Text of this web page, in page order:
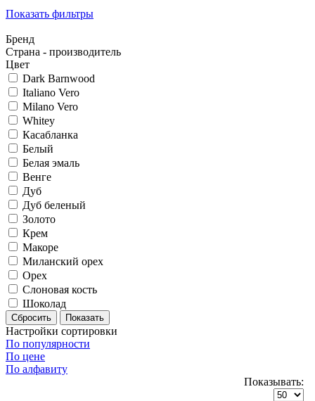
Показать фильтры
Бренд
Страна - производитель
Цвет
Dark Barnwood
Italiano Vero
Milano Vero
Whitey
Касабланка
Белый
Белая эмаль
Венге
Дуб
Дуб беленый
Золото
Крем
Макоре
Миланский орех
Орех
Слоновая кость
Шоколад
Настройки сортировки
По популярности
По цене
По алфавиту
Показывать: